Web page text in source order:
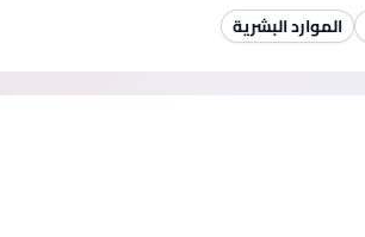
الموارد البشرية